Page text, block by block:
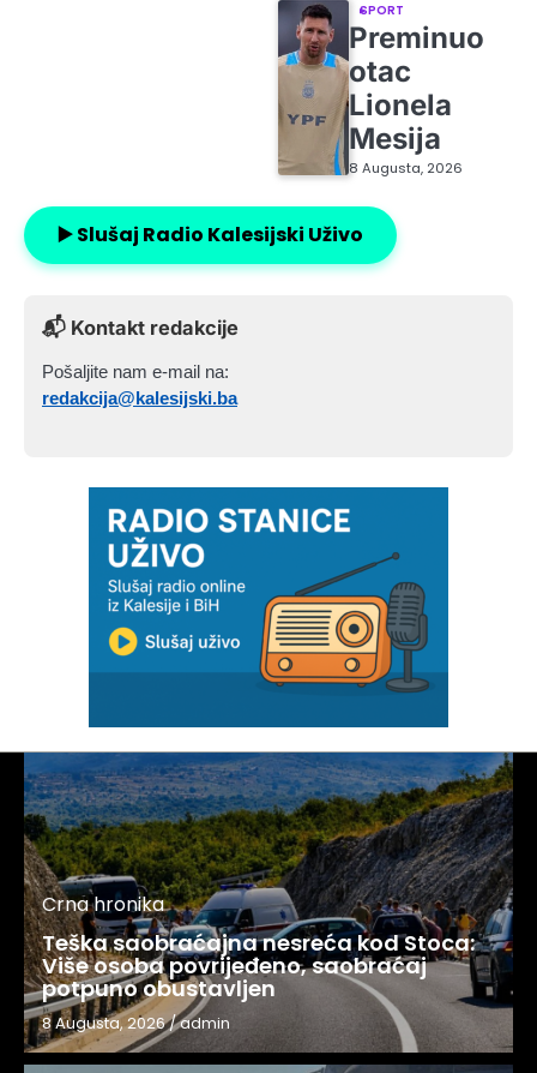
SPORT
Preminuo
otac
Lionela
Mesija
8 Augusta, 2026
▶️ Slušaj Radio Kalesijski Uživo
📬 Kontakt redakcije
Pošaljite nam e-mail na:
redakcija@kalesijski.ba
Crna hronika
Teška saobraćajna nesreća kod Stoca:
Više osoba povrijeđeno, saobraćaj
potpuno obustavljen
8 Augusta, 2026/admin